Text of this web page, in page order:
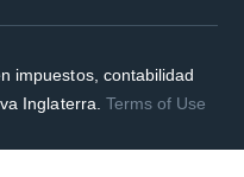
impuestos, contabilidad
Inglaterra. Terms of Use